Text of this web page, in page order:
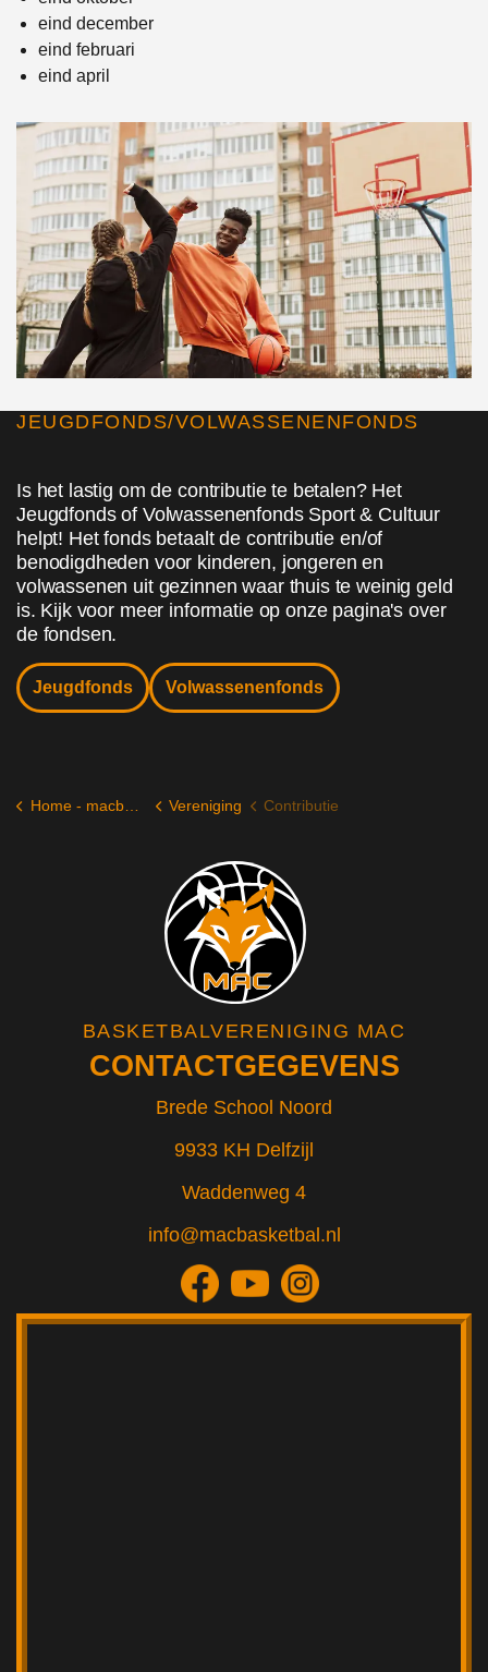
eind december
eind februari
eind april
JEUGDFONDS/VOLWASSENENFONDS
Is het lastig om de contributie te betalen? Het
Jeugdfonds of Volwassenenfonds Sport & Cultuur
helpt! Het fonds betaalt de contributie en/of
benodigdheden voor kinderen, jongeren en
volwassenen uit gezinnen waar thuis te weinig geld
is. Kijk voor meer informatie op onze pagina's over
de fondsen.
Jeugdfonds Volwassenenfonds
Home - macbasketbal.nl Vereniging Contributie
BASKETBALVERENIGING MAC
CONTACTGEGEVENS
Brede School Noord
9933 KH Delfzijl
Waddenweg 4
info@macbasketbal.nl